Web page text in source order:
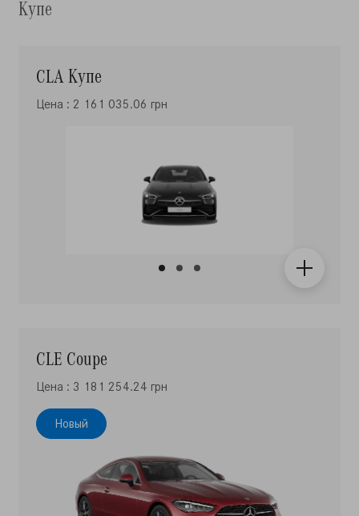
Купе
CLA Купе
Цена : 2 161 035.06 грн
CLE Coupe
Цена : 3 181 254.24 грн
Новый